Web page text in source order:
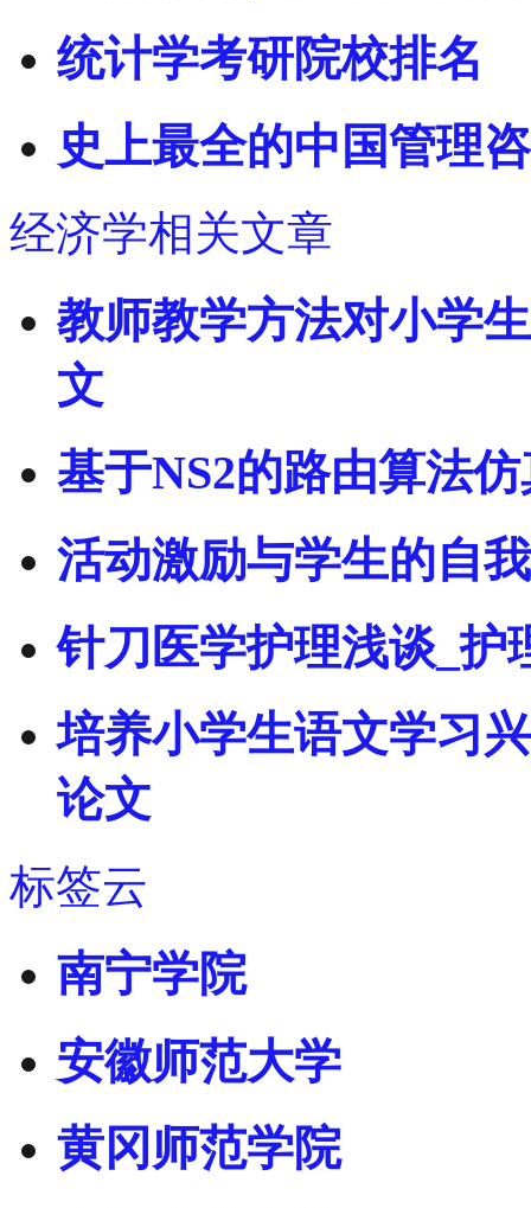
统计学考研院校排名
史上最全的中国管理
经济学相关文章
教师教学方法对小学
文
基于NS2的路由算法
活动激励与学生的自
针刀医学护理浅谈_护
培养小学生语文学习
论文
标签云
南宁学院
安徽师范大学
黄冈师范学院